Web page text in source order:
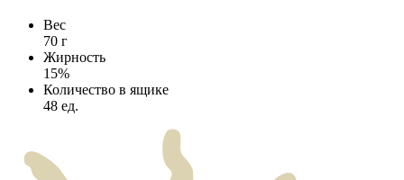
Вес
70 г
Жирность
15%
Количество в ящике
48 ед.